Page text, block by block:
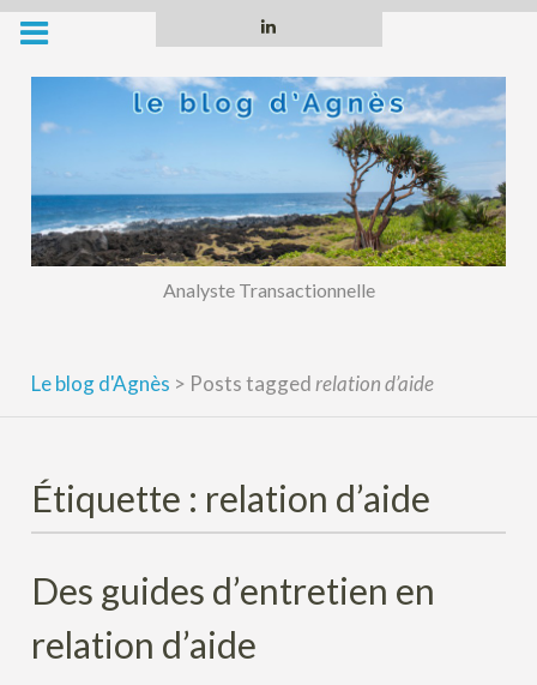
Skip
content
Analyste Transactionnelle
Le blog d'Agnès > Posts taggedrelation d’aide
Étiquette : relation d’aide
Des guides d’entretien en
relation d’aide